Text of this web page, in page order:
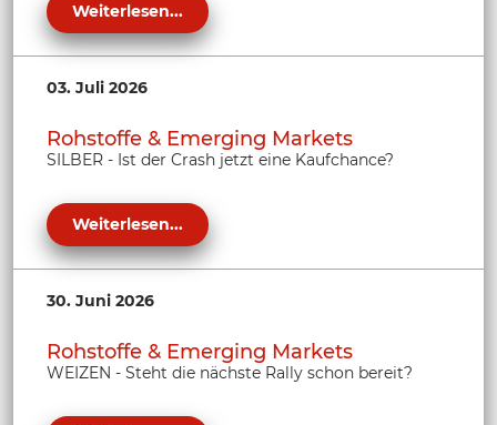
Weiterlesen...
03. Juli 2026
Rohstoffe & Emerging Markets
SILBER - Ist der Crash jetzt eine Kaufchance?
Weiterlesen...
30. Juni 2026
Rohstoffe & Emerging Markets
WEIZEN - Steht die nächste Rally schon bereit?